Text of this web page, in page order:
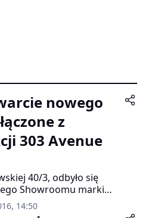
nowego
z
303 Avenue
40/3, odbyło się
Showroomu marki
kolekcji –
Avenue ART.
14:50